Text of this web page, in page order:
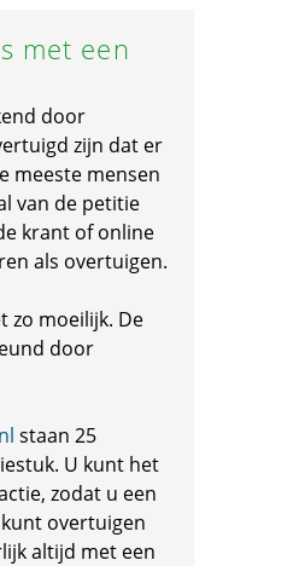
met een
door
zijn dat er
meeste mensen
van de petitie
krant of online
als overtuigen.
zo moeilijk. De
door
staan 25
U kunt het
zodat u een
overtuigen
altijd met een